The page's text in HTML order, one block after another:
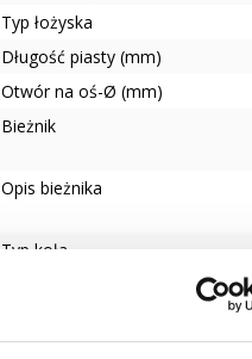
Typ łożyska
Długość piasty (mm)
Otwór na oś-Ø (mm)
Bieżnik
Opis bieżnika
Typ koła